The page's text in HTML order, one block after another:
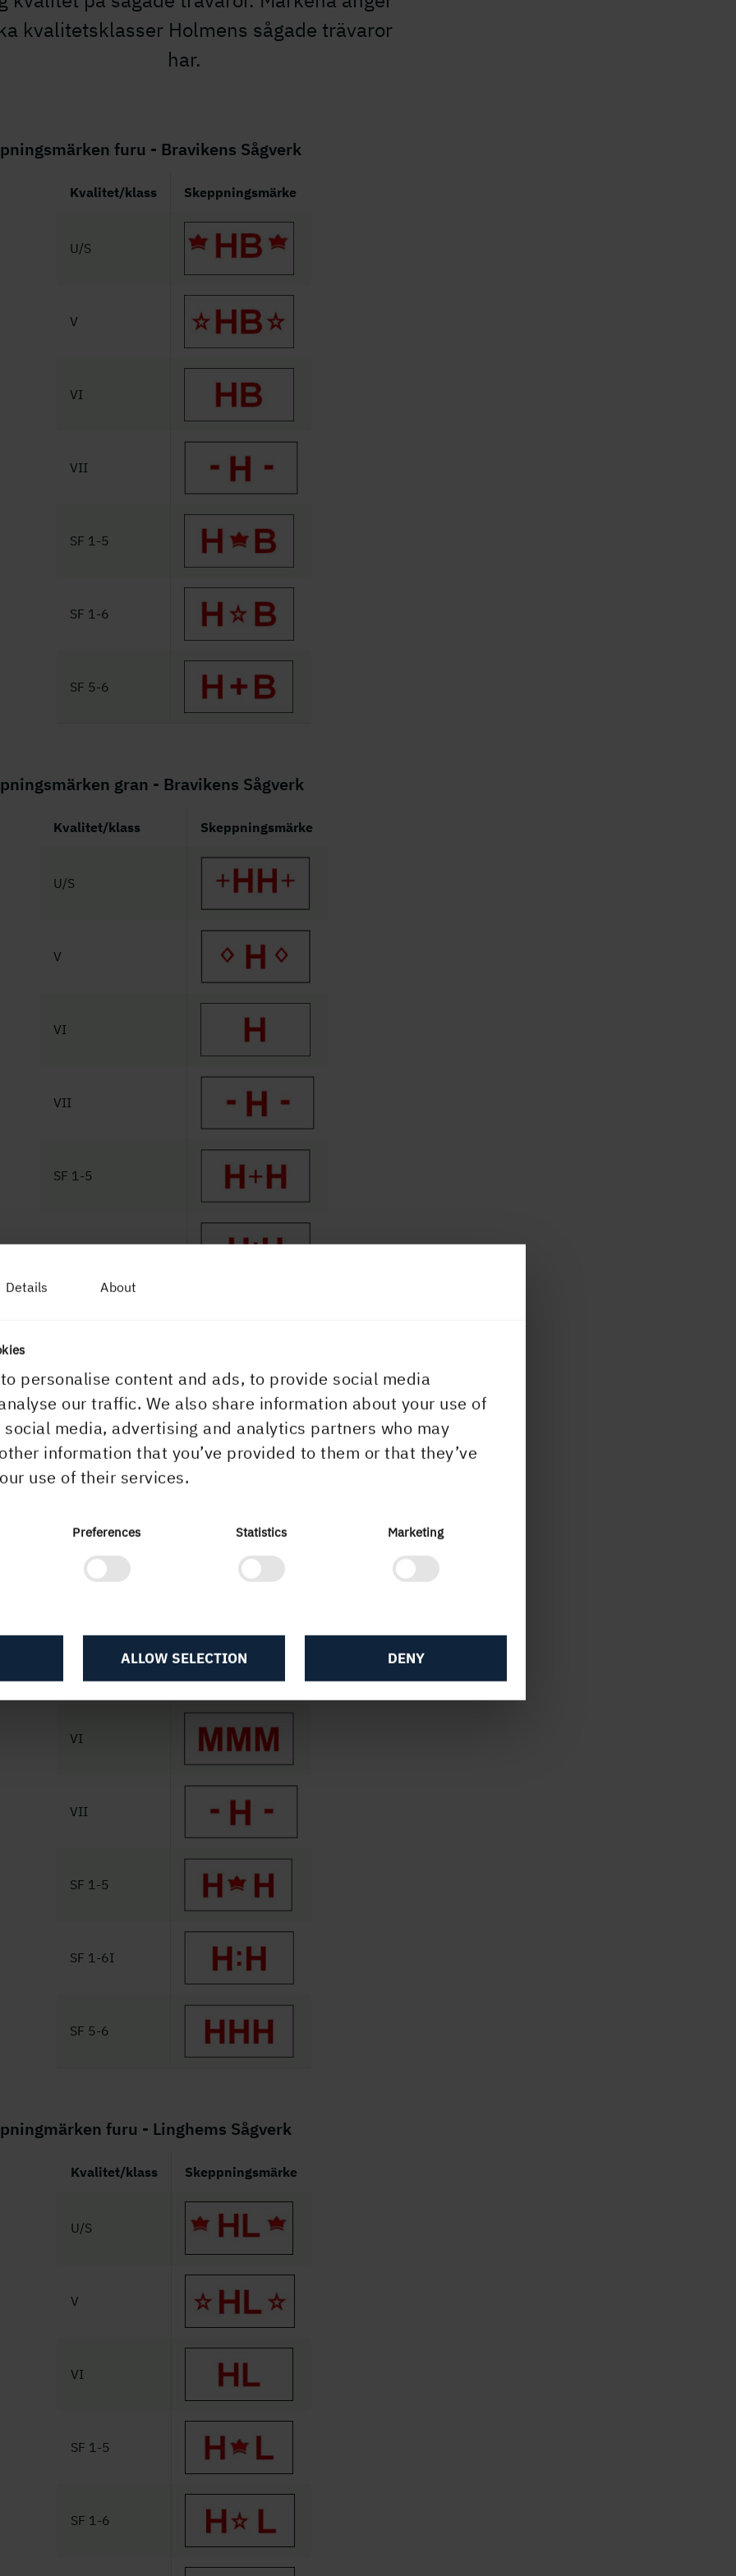
Details About
personalise content and ads, to provide social media
our traffic. We also share information about your use of
media, advertising and analytics partners who may
information that you’ve provided to them or that they’ve
use of their services.
Preferences Statistics Marketing
DENY
ALLOW SELECTION
kvalitetsklasser Holmens sågade trävaror
har.
furu - Bravikens Sågverk
Kvalitet/klass Skeppningsmärke
U/S
V
VI
VII
SF 1-5
SF 1-6
SF 5-6
gran - Bravikens Sågverk
Kvalitet/klass Skeppningsmärke
U/S
V
VI
VII
SF 1-5
SF 1-6
Stress Graded TR26
Kvalitet/klass Skeppningsmärke
VI
VII
SF 1-5
SF 1-6I
SF 5-6
furu - Linghems Sågverk
Kvalitet/klass Skeppningsmärke
U/S
V
VI
SF 1-5
SF 1-6